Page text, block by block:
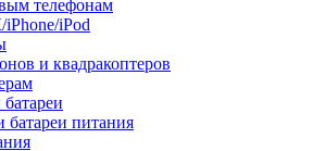
телефонам
iPod
и квадракоптеров
питания